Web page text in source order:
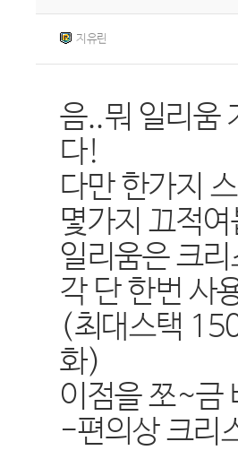
지유린
음..뭐 일리움
다!
다만 한가지
몇가지 끄적
일리움은 크
각 단 한번 사
(최대스택
화)
이점을 쪼~금
-편의상 크리